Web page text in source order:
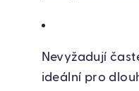
Nevyžadují
ideální pro